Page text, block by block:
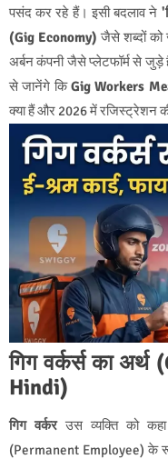
पसंद कर रहे हैं। इसी बदलाव ने
(Gig Economy) जैसे शब्दों को
अर्बन कंपनी जैसे प्लेटफॉर्म से जुड़े
से जानेंगे किGig Workers
क्या हैं और 2026 में रजिस्ट्रेशन
गिग वर्कर्स का
Hindi)
गिग वर्करउस व्यक्ति को कहा
(Permanent Employee) के